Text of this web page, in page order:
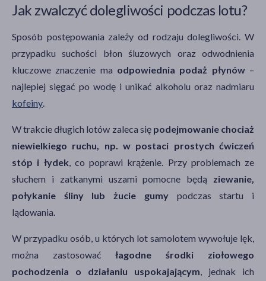
Jak zwalczyć dolegliwości podczas lotu?
Sposób postępowania zależy od rodzaju dolegliwości. W
przypadku suchości błon śluzowych oraz odwodnienia
kluczowe znaczenie ma odpowiednia podaż płynów–
najlepiej sięgać po wodę i unikać alkoholu oraz nadmiaru
kofeiny.
W trakcie długich lotów zaleca się podejmowanie chociaż
niewielkiego ruchu, np. w postaci prostych ćwiczeń
stóp i łydek, co poprawi krążenie. Przy problemach ze
słuchem i zatkanymi uszami pomocne będą ziewanie,
połykanie śliny lub żucie gumypodczas startu i
lądowania.
W przypadku osób, u których lot samolotem wywołuje lęk,
można zastosować łagodne środki ziołowego
pochodzenia o działaniu uspokajającym, jednak ich